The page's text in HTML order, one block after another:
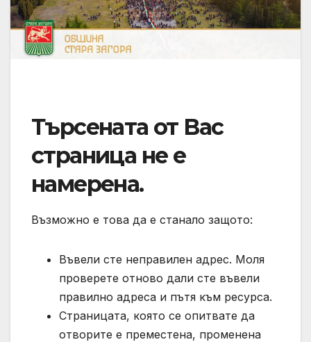
Търсената от Вас
страница не е
намерена.
Възможно е това да е станало защото:
Въвели сте неправилен адрес. Моля
проверете отново дали сте въвели
правилно адреса и пътя към ресурса.
Страницата, която се опитвате да
отворите е преместена, променена